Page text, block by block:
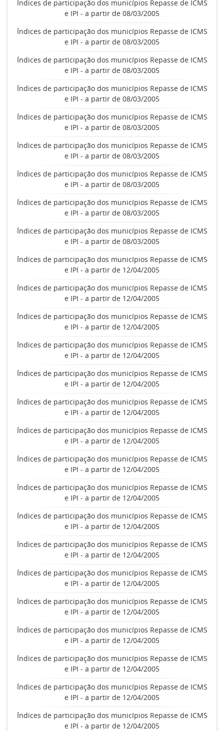
Índices de participação dos municípios Repasse de ICMS
e IPI - a partir de 08/03/2005
Índices de participação dos municípios Repasse de ICMS
e IPI - a partir de 08/03/2005
Índices de participação dos municípios Repasse de ICMS
e IPI - a partir de 08/03/2005
Índices de participação dos municípios Repasse de ICMS
e IPI - a partir de 08/03/2005
Índices de participação dos municípios Repasse de ICMS
e IPI - a partir de 08/03/2005
Índices de participação dos municípios Repasse de ICMS
e IPI - a partir de 08/03/2005
Índices de participação dos municípios Repasse de ICMS
e IPI - a partir de 08/03/2005
Índices de participação dos municípios Repasse de ICMS
e IPI - a partir de 08/03/2005
Índices de participação dos municípios Repasse de ICMS
e IPI - a partir de 08/03/2005
Índices de participação dos municípios Repasse de ICMS
e IPI - a partir de 12/04/2005
Índices de participação dos municípios Repasse de ICMS
e IPI - a partir de 12/04/2005
Índices de participação dos municípios Repasse de ICMS
e IPI - a partir de 12/04/2005
Índices de participação dos municípios Repasse de ICMS
e IPI - a partir de 12/04/2005
Índices de participação dos municípios Repasse de ICMS
e IPI - a partir de 12/04/2005
Índices de participação dos municípios Repasse de ICMS
e IPI - a partir de 12/04/2005
Índices de participação dos municípios Repasse de ICMS
e IPI - a partir de 12/04/2005
Índices de participação dos municípios Repasse de ICMS
e IPI - a partir de 12/04/2005
Índices de participação dos municípios Repasse de ICMS
e IPI - a partir de 12/04/2005
Índices de participação dos municípios Repasse de ICMS
e IPI - a partir de 12/04/2005
Índices de participação dos municípios Repasse de ICMS
e IPI - a partir de 12/04/2005
Índices de participação dos municípios Repasse de ICMS
e IPI - a partir de 12/04/2005
Índices de participação dos municípios Repasse de ICMS
e IPI - a partir de 12/04/2005
Índices de participação dos municípios Repasse de ICMS
e IPI - a partir de 12/04/2005
Índices de participação dos municípios Repasse de ICMS
e IPI - a partir de 12/04/2005
Índices de participação dos municípios Repasse de ICMS
e IPI - a partir de 12/04/2005
Índices de participação dos municípios Repasse de ICMS
e IPI - a partir de 12/04/2005